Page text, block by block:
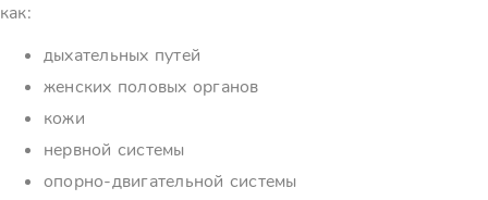
как:
дыхательных путей
женских половых органов
кожи
нервной системы
опорно-двигательной системы